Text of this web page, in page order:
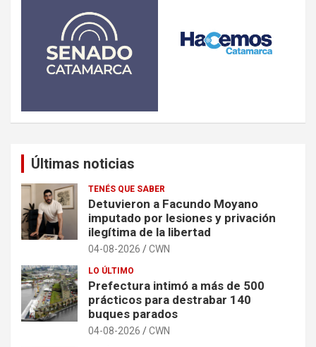
Últimas noticias
TENÉS QUE SABER
Detuvieron a Facundo Moyano
imputado por lesiones y privación
ilegítima de la libertad
04-08-2026 CWN
LO ÚLTIMO
Prefectura intimó a más de 500
prácticos para destrabar 140
buques parados
04-08-2026 CWN